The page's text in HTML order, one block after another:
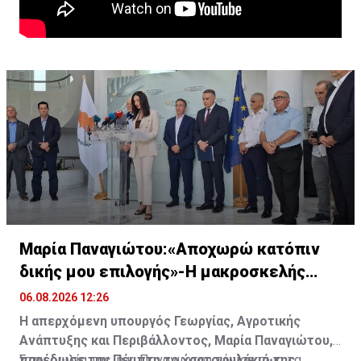
Μαρία Παναγιώτου:«Αποχωρώ κατόπιν
δικής μου επιλογής»-Η μακροσκελής
ομιλία της
06.08.2026 12:26
Η απερχόμενη υπουργός Γεωργίας, Αγροτικής
Ανάπτυξης και Περιβάλλοντος, Μαρία Παναγιώτου,